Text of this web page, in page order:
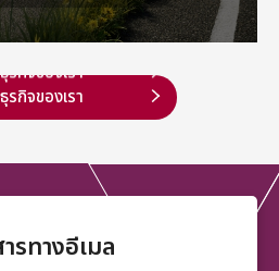
รกิจของเรา
รกิจของเรา
รทางอีเมล